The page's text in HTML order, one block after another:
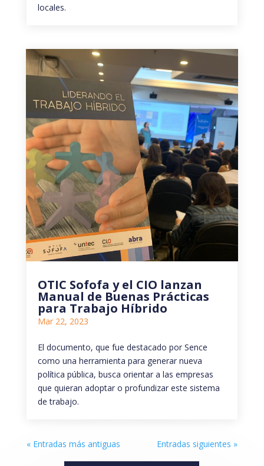
locales.
OTIC Sofofa y el CIO lanzan
Manual de Buenas Prácticas
para Trabajo Híbrido
Mar 22, 2023
El documento, que fue destacado por Sence
como una herramienta para generar nueva
política pública, busca orientar a las empresas
que quieran adoptar o profundizar este sistema
de trabajo.
« Entradas más antiguas Entradas siguientes »